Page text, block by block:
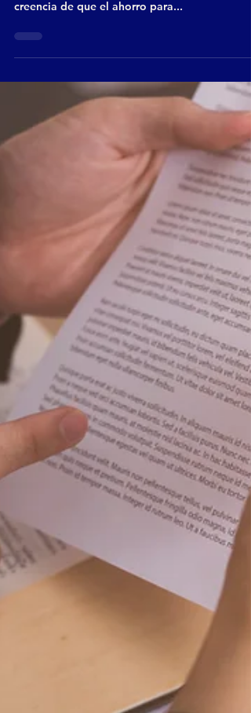
·No existe un plazo para solicitar los recursos y
creencia de que el ahorro para...